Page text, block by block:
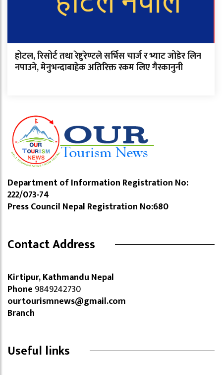
होटल, रिसोर्ट तथा रेष्टुरेण्टले सर्भिस चार्ज र भ्याट जोडेर लिन
नपाउने, मेनुभन्दाबाहेक अतिरिक्त रकम लिए गैरकानुनी
Department of Information Registration No:
222/073-74
Press Council Nepal Registration No:680
Contact Address
Kirtipur, Kathmandu Nepal
Phone 9849242730
ourtourismnews@gmail.com
Branch
Useful links